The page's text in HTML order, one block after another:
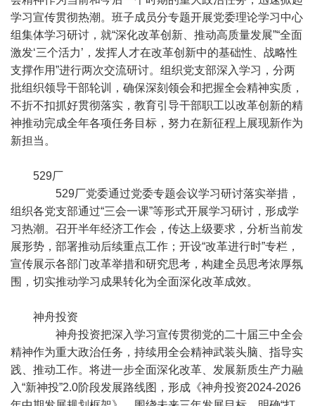
学习宣传贯彻热潮。班子成员分专题开展党委理论学习中心
组集体学习研讨，就“深化改革创新、推动高质量发展”“全面
激发‘三个活力’，发挥人才在改革创新中的基础性、战略性
支撑作用”进行两次交流研讨。组织党支部深入学习，分两
批组织领导干部轮训，确保深刻领会和把握全会精神实质，
不折不扣抓好贯彻落实，教育引导干部职工以改革创新的精
神推动完成全年各项任务目标，努力在新征程上展现新作为
新担当。
529厂
529厂党委通过党委专题会议学习研讨落实举措，
组织各党支部通过“三会一课”等形式开展学习研讨，形成学
习热潮。召开半年经济工作会，传达上级要求，分析当前发
展形势，部署推动后续重点工作；开设“改革进行时”专栏，
宣传展示各部门改革举措和研究思考，构建全员思考浓厚氛
围，切实推动学习成果转化为全面深化改革成效。
神舟投资
神舟投资把深入学习宣传贯彻党的二十届三中全会
精神作为重大政治任务，持续用全会精神武装头脑、指导实
践、推动工作。将进一步全面深化改革、发展新质生产力融
入“新神投”2.0阶段发展路线图，形成《神舟投资2024-2026